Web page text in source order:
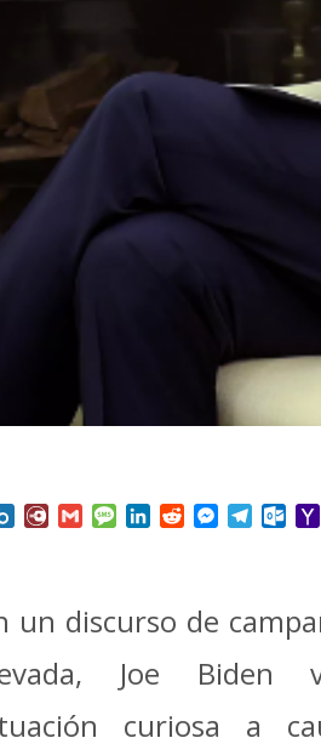
Box.netDiary.Ru
GmailMessage
LinkedIn
RedditMessenger
un discurso de
Joe
curiosa a